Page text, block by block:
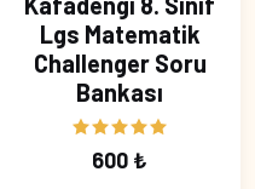
Lgs Matematik
Challenger Soru
Bankası
600 ₺